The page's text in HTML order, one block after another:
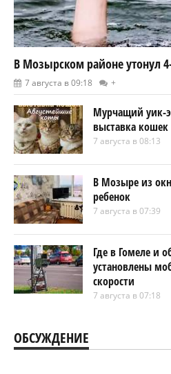
В Мозырском районе утонул
7 августа в 09:18 +
Мурчащий уик-
выставка кошек
7 августа в 08:13
В Мозыре из
ребенок
7 августа в 07:39
Где в Гомеле и
установлены
скорости
7 августа в 07:18
ОБСУЖДЕНИЕ